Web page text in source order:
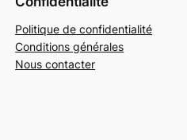
Politique de confidentialité
Conditions générales
Nous contacter